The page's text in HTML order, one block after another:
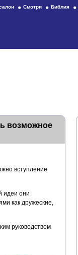
Смотри Библия
возможное
вступление
идеи они
как дружеские,
руководством